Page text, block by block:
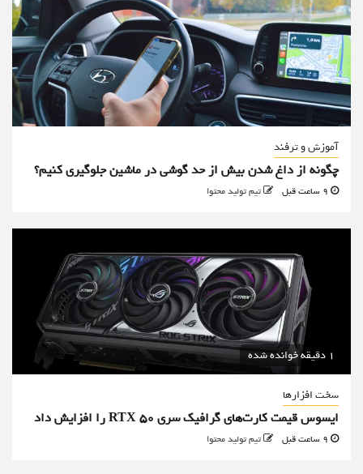
آموزش و ترفند
چگونه از داغ شدن بیش از حد گوشی در ماشین جلوگیری کنیم؟
تیم تولید محتوا
1 دقیقه خوانده شده
سخت افزارها
ایسوس قیمت کارت‌های گرافیک سری RTX 50 را افزایش داد
تیم تولید محتوا